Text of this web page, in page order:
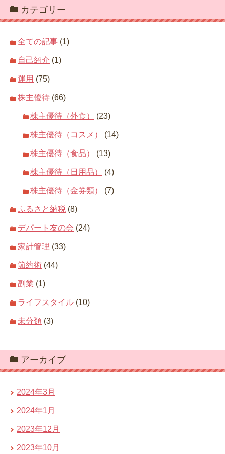
カテゴリー
全ての記事 (1)
自己紹介 (1)
運用 (75)
株主優待 (66)
株主優待（外食） (23)
株主優待（コスメ） (14)
株主優待（食品） (13)
株主優待（日用品） (4)
株主優待（金券類） (7)
ふるさと納税 (8)
デパート友の会 (24)
家計管理 (33)
節約術 (44)
副業 (1)
ライフスタイル (10)
未分類 (3)
アーカイブ
2024年3月
2024年1月
2023年12月
2023年10月